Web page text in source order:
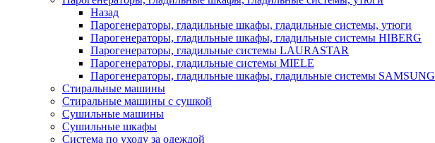
Назад
Парогенераторы, гладильные шкафы, гладильные системы, утюги
Парогенераторы, гладильные шкафы, гладильные системы HIBERG
Парогенераторы, гладильные системы LAURASTAR
Парогенераторы, гладильные системы MIELE
Парогенераторы, гладильные шкафы, гладильные системы SAMSUNG
Стиральные машины
Стиральные машины с сушкой
Сушильные машины
Сушильные шкафы
Система по уходу за одеждой